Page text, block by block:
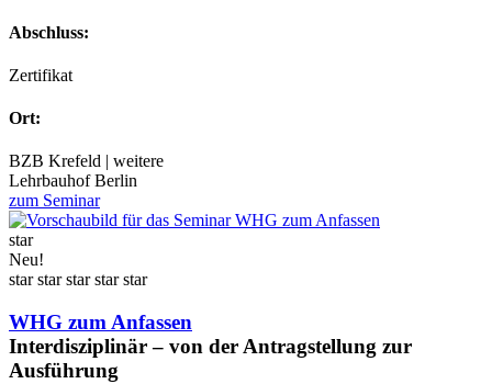
Abschluss:
Zertifikat
Ort:
BZB Krefeld | weitere
Lehrbauhof Berlin
zum Seminar
star
Neu!
star star star star star
WHG zum Anfassen
Interdisziplinär – von der Antragstellung zur
Ausführung